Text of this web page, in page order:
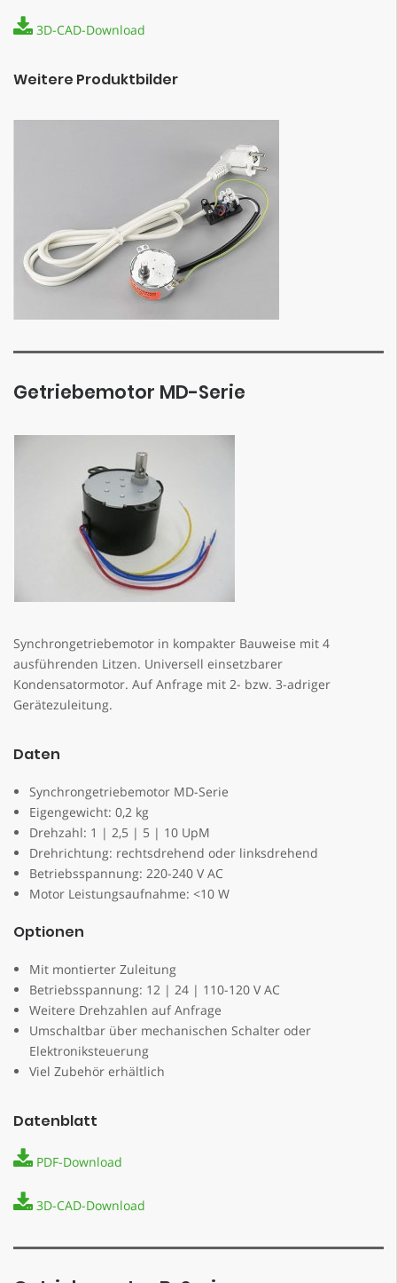
3D-CAD-Download
Weitere Produktbilder
Getriebemotor MD-Serie
Synchrongetriebemotor in kompakter Bauweise mit 4
ausführenden Litzen. Universell einsetzbarer
Kondensatormotor. Auf Anfrage mit 2- bzw. 3-adriger
Gerätezuleitung.
Daten
Synchrongetriebemotor MD-Serie
Eigengewicht: 0,2 kg
Drehzahl: 1 | 2,5 | 5 | 10 UpM
Drehrichtung: rechtsdrehend oder linksdrehend
Betriebsspannung: 220-240 V AC
Motor Leistungsaufnahme: <10 W
Optionen
Mit montierter Zuleitung
Betriebsspannung: 12 | 24 | 110-120 V AC
Weitere Drehzahlen auf Anfrage
Umschaltbar über mechanischen Schalter oder
Elektroniksteuerung
Viel Zubehör erhältlich
Datenblatt
PDF-Download
3D-CAD-Download